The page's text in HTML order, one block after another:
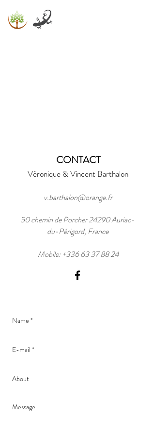
CONTACT
Véronique & Vincent Barthalon
v.barthalon@orange.fr
50 chemin de Porcher 24290 Auriac-
du-Périgord, France
Mobile: +336 63 37 88 24